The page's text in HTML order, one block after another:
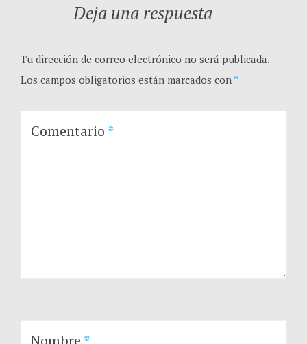
Deja una respuesta
Tu dirección de correo electrónico no será publicada.
Los campos obligatorios están marcados con *
Comentario *
Nombre *